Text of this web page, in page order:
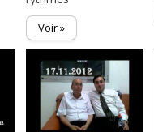
Voir »